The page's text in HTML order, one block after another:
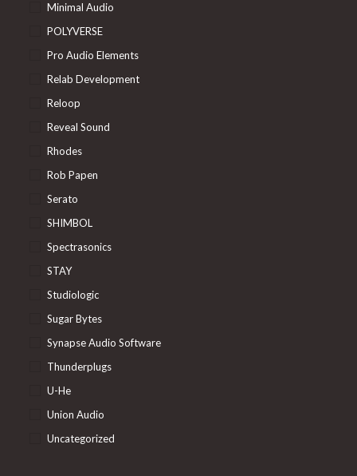
Minimal Audio
POLYVERSE
Pro Audio Elements
Relab Development
Reloop
Reveal Sound
Rhodes
Rob Papen
Serato
SHIMBOL
Spectrasonics
STAY
Studiologic
Sugar Bytes
Synapse Audio Software
Thunderplugs
U-He
Union Audio
Uncategorized